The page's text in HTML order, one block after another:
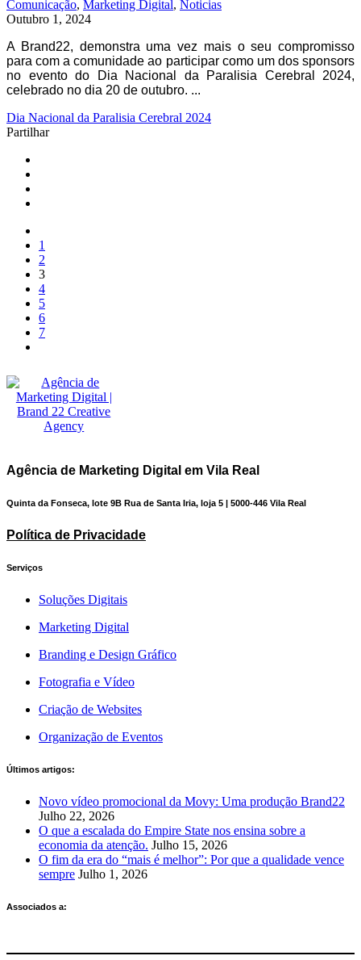
Comunicação, Marketing Digital, Noticias
Outubro 1, 2024
A Brand22, demonstra uma vez mais o seu compromisso
para com a comunidade ao participar como um dos sponsors
no evento do Dia Nacional da Paralisia Cerebral 2024,
celebrado no dia 20 de outubro. ...
Dia Nacional da Paralisia Cerebral 2024
Partilhar
1
2
3
4
5
6
7
Agência de Marketing Digital em Vila Real
Quinta da Fonseca, lote 9B Rua de Santa Iria, loja 5 | 5000-446 Vila Real
Política de Privacidade
Serviços
Soluções Digitais
Marketing Digital
Branding e Design Gráfico
Fotografia e Vídeo
Criação de Websites
Organização de Eventos
Últimos artigos:
Novo vídeo promocional da Movy: Uma produção Brand22
Julho 22, 2026
O que a escalada do Empire State nos ensina sobre a
economia da atenção. Julho 15, 2026
O fim da era do “mais é melhor”: Por que a qualidade vence
sempre Julho 1, 2026
Associados a: